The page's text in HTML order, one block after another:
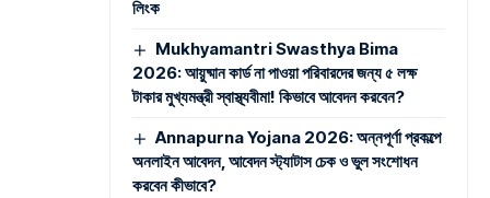
লিংক
Mukhyamantri Swasthya Bima
2026: আয়ুষ্মান কার্ড না পাওয়া পরিবারদের জন্য ৫ লক্ষ
টাকার মুখ্যমন্ত্রী স্বাস্থ্যবীমা! কিভাবে আবেদন করবেন?
Annapurna Yojana 2026: অন্নপূর্ণা প্রকল্পে
অনলাইন আবেদন, আবেদন স্ট্যাটাস চেক ও ভুল সংশোধন
করবেন কীভাবে?